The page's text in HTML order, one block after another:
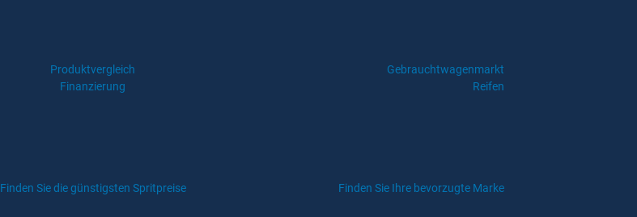
Produktvergleich
Gebrauchtwagenmarkt
Finanzierung
Reifen
Finden Sie die günstigsten Spritpreise Finden Sie Ihre bevorzugte Marke